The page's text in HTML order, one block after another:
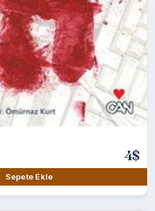
4$
Sepete Ekle